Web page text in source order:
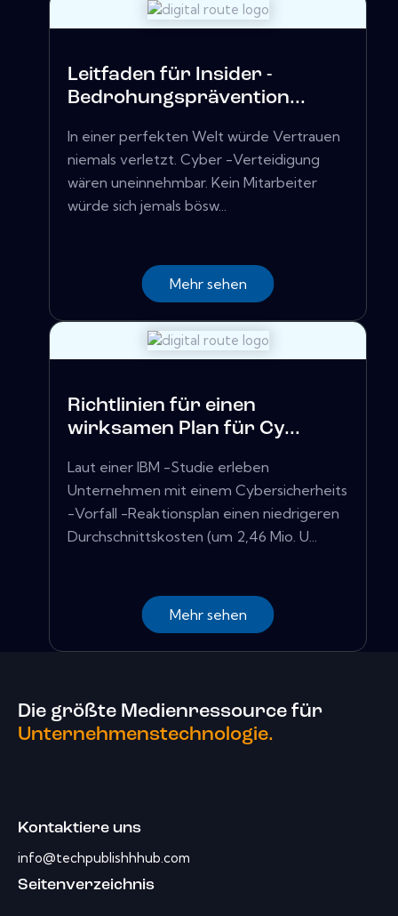
Leitfaden für Insider -
Bedrohungsprävention...
In einer perfekten Welt würde Vertrauen
niemals verletzt. Cyber ​​-Verteidigung
wären uneinnehmbar. Kein Mitarbeiter
würde sich jemals bösw...
Mehr sehen
Richtlinien für einen
wirksamen Plan für Cy...
Laut einer IBM -Studie erleben
Unternehmen mit einem Cybersicherheits
-Vorfall -Reaktionsplan einen niedrigeren
Durchschnittskosten (um 2,46 Mio. U...
Mehr sehen
Die größte Medienressource für
Unternehmenstechnologie.
Kontaktiere uns
info@techpublishhhub.com
Seitenverzeichnis